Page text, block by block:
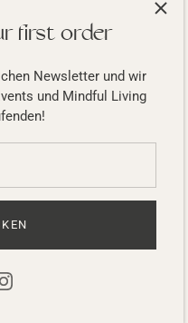
first order
Newsletter und wir
und Mindful Living
Widerrufsrecht